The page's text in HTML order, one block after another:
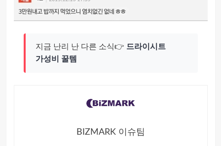
지금 난리 난 다른 소식👉 드라이시트
가성비 꿀템
BIZMARK 이슈팀